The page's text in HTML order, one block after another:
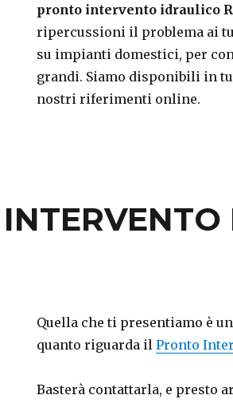
pronto intervento idraulico
ripercussioni il problema ai
su impianti domestici, per
grandi. Siamo disponibili in
nostri riferimenti online.
Quella che ti presentiamo è
quanto riguarda ilPronto
Basterà contattarla, e presto